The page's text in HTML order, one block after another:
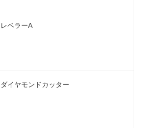
レベラーA
ダイヤモンドカッター